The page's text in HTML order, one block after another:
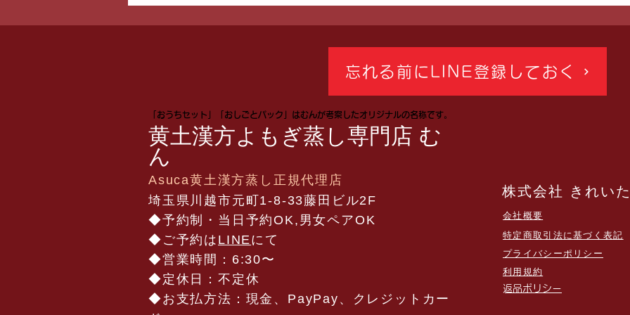
黄土漢方よもぎ蒸し専門店む
忘れる前にLINE登録しておく
​「おうちセット」「おしごとパック」はむんが考案したオリジナルの名称です。
黄土漢方よもぎ蒸し専門店 む
ん
Asuca黄土漢方蒸し正規代理店
​​埼玉県川越市元町1-8-33藤田ビル2F
◆予約制・当日予約OK,男女ペアOK
​◆ご予約は LINEにて
◆営業時間：6:30〜
◆定休日：不定休
​◆お支払方法：現金、PayPay、クレジットカー
株式会社 きれい
会社概要
特定商取引法に基づく表記
​プライバシーポリシー
利用規約
​返品ポリシー